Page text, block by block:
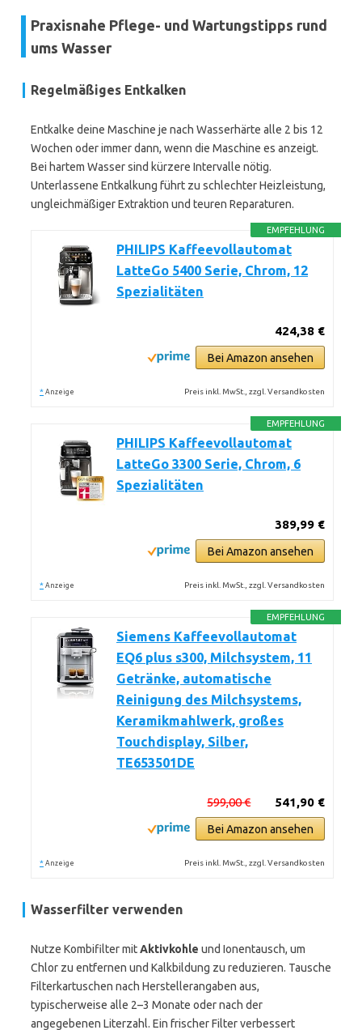
Praxisnahe Pflege- und Wartungstipps rund
ums Wasser
Regelmäßiges Entkalken
Entkalke deine Maschine je nach Wasserhärte alle 2 bis 12
Wochen oder immer dann, wenn die Maschine es anzeigt.
Bei hartem Wasser sind kürzere Intervalle nötig.
Unterlassene Entkalkung führt zu schlechter Heizleistung,
ungleichmäßiger Extraktion und teuren Reparaturen.
EMPFEHLUNG
PHILIPS Kaffeevollautomat
LatteGo 5400 Serie, Chrom, 12
Spezialitäten
424,38 €
Bei Amazon ansehen
* Anzeige Preis inkl. MwSt., zzgl. Versandkosten
EMPFEHLUNG
PHILIPS Kaffeevollautomat
LatteGo 3300 Serie, Chrom, 6
Spezialitäten
389,99 €
Bei Amazon ansehen
* Anzeige Preis inkl. MwSt., zzgl. Versandkosten
EMPFEHLUNG
Siemens Kaffeevollautomat
EQ6 plus s300, Milchsystem, 11
Getränke, automatische
Reinigung des Milchsystems,
Keramikmahlwerk, großes
Touchdisplay, Silber,
TE653501DE
541,90 €
599,00 €
Bei Amazon ansehen
* Anzeige Preis inkl. MwSt., zzgl. Versandkosten
Wasserfilter verwenden
Nutze Kombifilter mitAktivkohle und Ionentausch, um
Chlor zu entfernen und Kalkbildung zu reduzieren. Tausche
Filterkartuschen nach Herstellerangaben aus,
typischerweise alle 2–3 Monate oder nach der
angegebenen Literzahl. Ein frischer Filter verbessert